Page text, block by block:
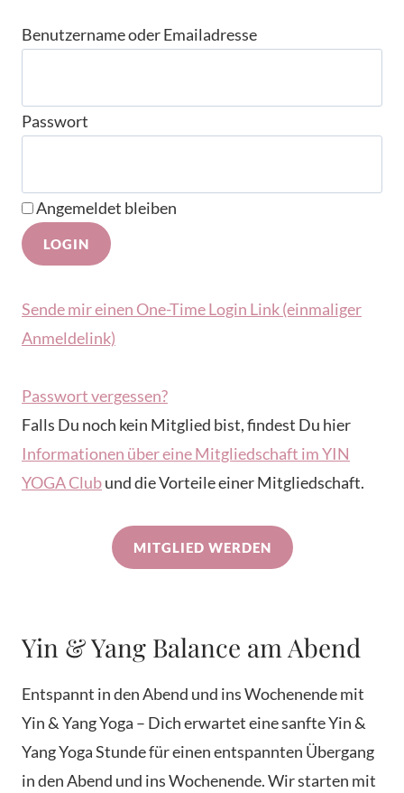
Benutzername oder Emailadresse
Passwort
Angemeldet bleiben
Sende mir einen One-Time Login Link (einmaliger
Anmeldelink)
Passwort vergessen?
Falls Du noch kein Mitglied bist, findest Du hier
Informationen über eine Mitgliedschaft im YIN
YOGA Clubund die Vorteile einer Mitgliedschaft.
MITGLIED WERDEN
Yin & Yang Balance am Abend
Entspannt in den Abend und ins Wochenende mit
Yin & Yang Yoga – Dich erwartet eine sanfte Yin &
Yang Yoga Stunde für einen entspannten Übergang
in den Abend und ins Wochenende. Wir starten mit